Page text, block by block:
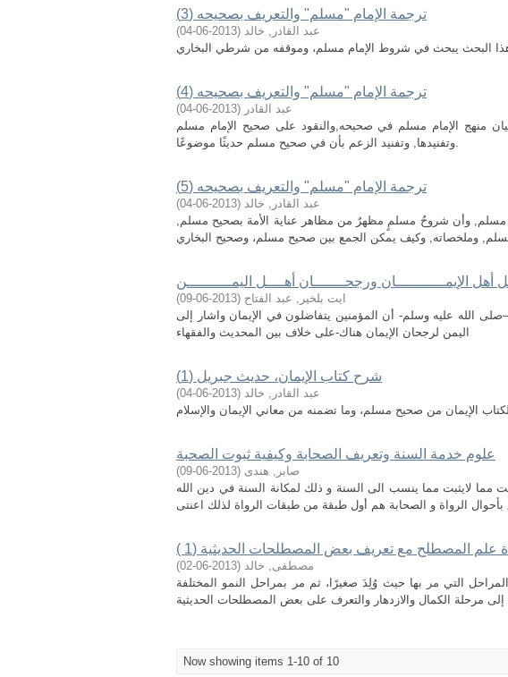
ترجمة الإمام "مسلم" والتعريف بصحيحه (3)
عبد القادر, خالد (
2013-06-04
)
البحث يبحث في شروط الإمام مسلم، وموقفه من شرطي البخاري
ترجمة الإمام "مسلم" والتعريف بصحيحه (4)
عبد القادر (
2013-06-04
)
منهج الإمام مسلم في صحيحه,والنقود على صحيح الإمام مسلم
وتفنيدها, وتفنيد الزعم بأن في صحيح مسلم حديثًا موضوعًا.
ترجمة الإمام "مسلم" والتعريف بصحيحه (5)
عبد القادر, خالد (
2013-06-04
)
مسلم, وأن شروحُ مسلمٍ مظهرٌ من مظاهر عناية الأمة بصحيح مسلم,
أهل الإيمـــــــــــان ورجحـــــــان أهــــل اليمــــــــــن
ايت بلخير, عبد الفتاح (
2013-06-09
)
الله عليه وسلم- أن المؤمنين يتفاضلون في الإيمان واشار إلى
اليمن لرجحان الإيمان هناك-على خلاف بين المحديث والفقهاء
شرح كتاب الإيمان، حديث جبريل (1)
عبد القادر, خالد (
2013-06-04
)
الإيمان من صحيح مسلم، وما تضمنه من معاني الإيمان والإسلام
علوم خدمة السنة وتعريف الصحابة وكيفية ثبوت الصحبة
صابر, هندى (
2013-06-09
)
مما لايثبت مما ينسب الى السنة و ذلك لمكانة السنة في دين الله
المصطلح مع تعريف بعض المصطلحات الحديثية (1 )
مصطفى, خالد (
2013-06-02
)
التي مر بها حيث وُلِدَ صغيرًا، ثم مر بمراحل النمو المختلفة
Now showing items 1-10 of 10